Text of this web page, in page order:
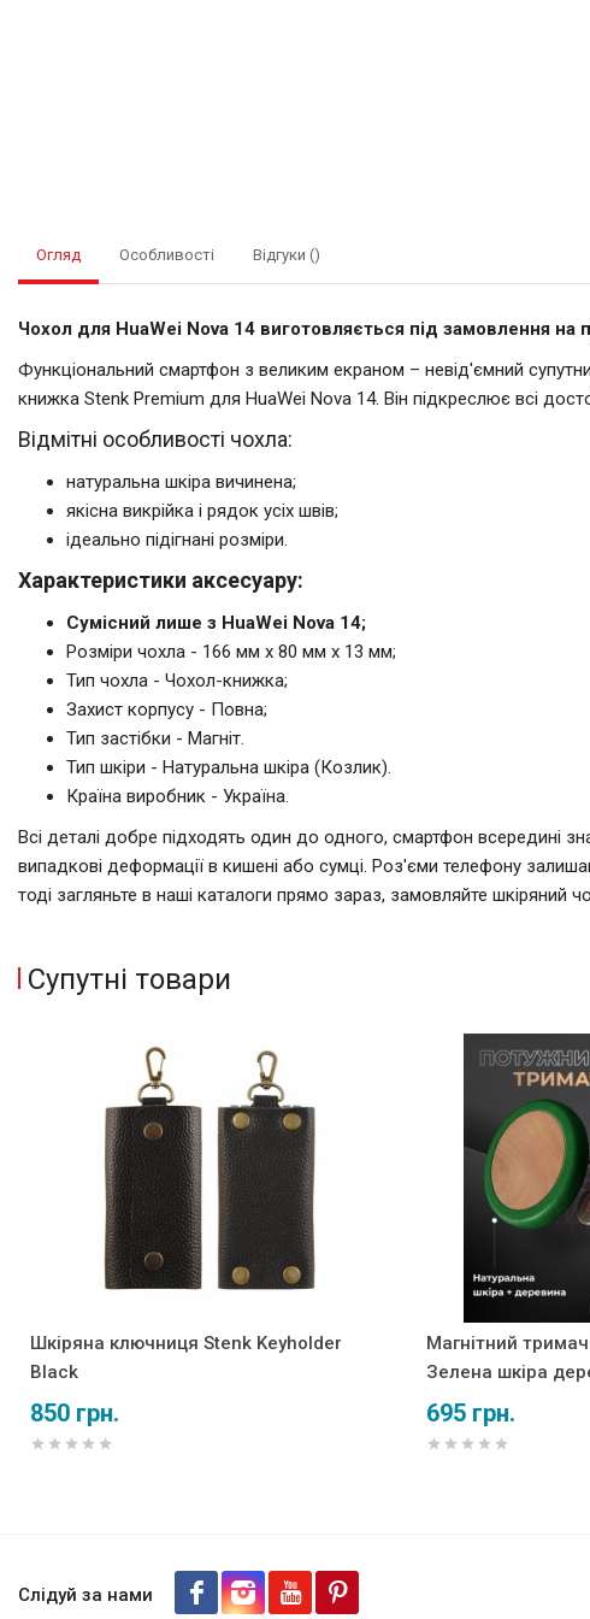
Огляд Особливості Відгуки ()
Чохол для HuaWei Nova 14 виготовляється під замовлення на
Функціональний смартфон з великим екраном – невід'ємний
книжка Stenk Premium для HuaWei Nova 14. Він підкреслює всі
Відмітні особливості чохла:
натуральна шкіра вичинена;
якісна викрійка і рядок усіх швів;
ідеально підігнані розміри.
Характеристики аксесуару:
Сумісний лише з HuaWei Nova 14;
Розміри чохла - 166 мм x 80 мм x 13 мм;
Тип чохла - Чохол-книжка;
Захист корпусу - Повна;
Тип застібки - Магніт.
Тип шкіри - Натуральна шкіра (Козлик).
Країна виробник - Україна.
Всі деталі добре підходять один до одного, смартфон всередині
випадкові деформації в кишені або сумці. Роз'єми телефону
тоді загляньте в наші каталоги прямо зараз, замовляйте
Супутні товари
Шкіряна ключниця Stenk Keyholder
Black
850 грн.
Магнітний
Зелена шкіра
695 грн.
Чохол книжка Stenk Premium
Слідуй за нами